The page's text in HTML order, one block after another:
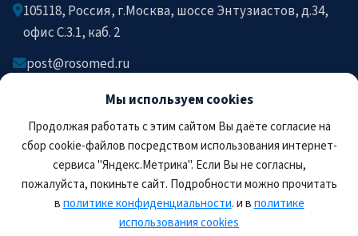
Мы используем cookies
Продолжая работать с этим сайтом Вы даёте согласие на
сбор cookie-файлов посредством использования интернет-
сервиса "Яндекс.Метрика". Если Вы не согласны,
пожалуйста, покиньте сайт. Подробности можно прочитать
вполитике конфиденциальности. и вполитике
использования cookies
105118, Россия, г.Москва, шоссе Энтузиастов, д.34,
офис C.3.1, каб. 2
post@rosomed.ru
+7-903-729-09-87
+7-910-880-36-92